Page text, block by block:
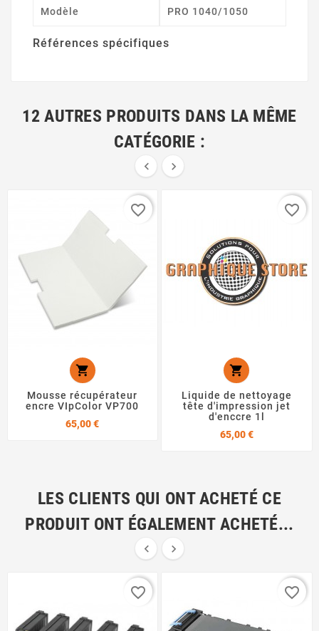
Modèle PRO 1040/1050
Références spécifiques
12 AUTRES PRODUITS DANS LA MÊME
CATÉGORIE :
 

Mousse récupérateur
encre VIpColor VP700
65,00 €Prix
favorite_border

Liquide de nettoyage
tête d'impression jet
d'enccre 1l
65,00 €Prix
favorite_border
LES CLIENTS QUI ONT ACHETÉ CE
PRODUIT ONT ÉGALEMENT ACHETÉ...
 
favorite_border favorite_border